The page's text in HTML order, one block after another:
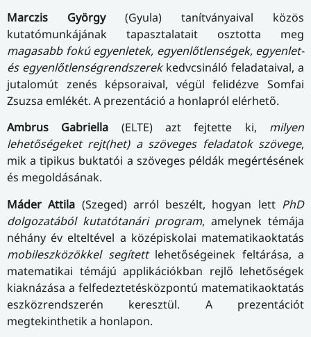
Marczis György(Gyula) tanítványaival közös
kutatómunkájának tapasztalatait osztotta meg
magasabb fokú egyenletek, egyenlőtlenségek, egyenlet-
és egyenlőtlenségrendszerekkedvcsináló feladataival, a
jutalomút zenés képsoraival, végül felidézve Somfai
Zsuzsa emlékét. A prezentáció a honlapról elérhető.
Ambrus Gabriella (ELTE) azt fejtette ki, milyen
lehetőségeket rejt(het) a szöveges feladatok szövege,
mik a tipikus buktatói a szöveges példák megértésének
és megoldásának.
Máder Attila (Szeged) arról beszélt, hogyan lett PhD
dolgozatából kutatótanári program, amelynek témája
néhány év elteltével a középiskolai matematikaoktatás
mobileszközökkel segítettlehetőségeinek feltárása, a
matematikai témájú applikációkban rejlő lehetőségek
kiaknázása a felfedeztetésközpontú matematikaoktatás
eszközrendszerén keresztül. A prezentációt
megtekinthetik a honlapon.